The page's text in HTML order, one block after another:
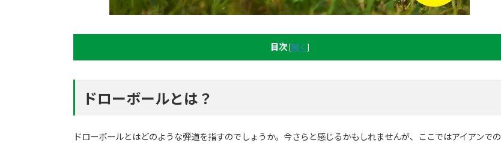
目次 [開く ]
ドローボールとは？
ドローボールとはどのような弾道を指すのでしょうか。今さらと感じるかもしれませんが、ここではアイアンでの